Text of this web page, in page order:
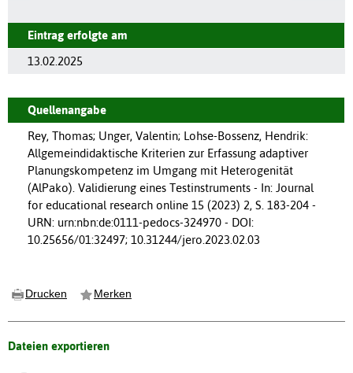
Eintrag erfolgte am
13.02.2025
Quellenangabe
Rey, Thomas; Unger, Valentin; Lohse-Bossenz, Hendrik:
Allgemeindidaktische Kriterien zur Erfassung adaptiver
Planungskompetenz im Umgang mit Heterogenität
(AlPako). Validierung eines Testinstruments - In: Journal
for educational research online 15 (2023) 2, S. 183-204 -
URN: urn:nbn:de:0111-pedocs-324970 - DOI:
10.25656/01:32497; 10.31244/jero.2023.02.03
Drucken Merken
Dateien exportieren